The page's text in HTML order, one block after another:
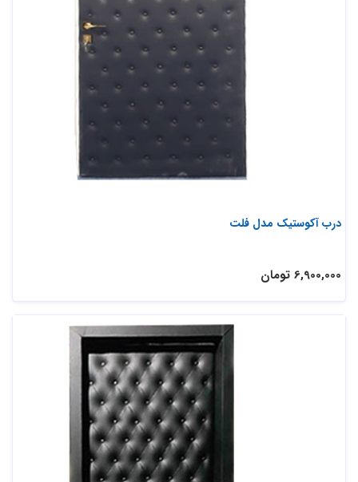
درب آکوستیک مدل فلت
6,900,000 تومان